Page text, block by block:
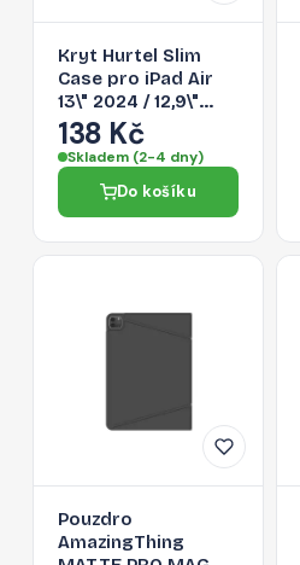
Kryt Hurtel Slim
Case pro iPad Air
13\" 2024 / 12,9\"
2022 -
transparentní
138 Kč
Skladem (2-4 dny)
Do košíku
Pouzdro
AmazingThing